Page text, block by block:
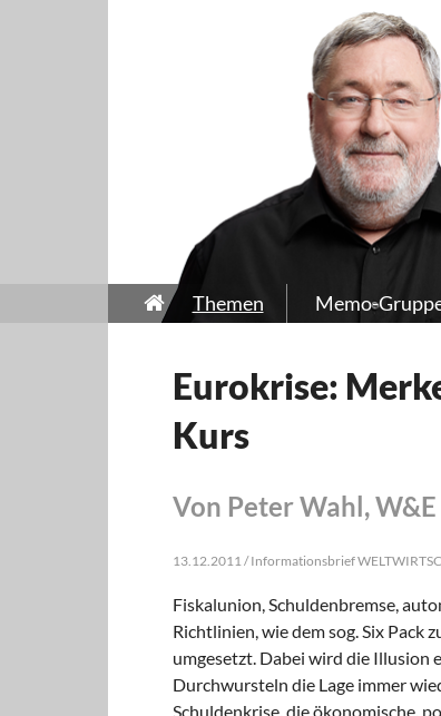
Themen Memo-
Eurokrise:
Kurs
Von Peter Wahl, W&E
13.12.2011 / Informationsbrief
Fiskalunion, Schuldenbremse,
Richtlinien, wie dem sog.Six Pack
umgesetzt. Dabei wird die Illusion
Durchwursteln die Lage immer
Schuldenkri­se, die ökonomische,